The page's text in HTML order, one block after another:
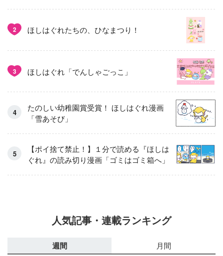
2 ほしはぐれたちの、ひなまつり！
3 ほしはぐれ「でんしゃごっこ」
たのしい幼稚園賞受賞！ ほしはぐれ漫画
「雪あそび」
【ポイ捨て禁止！】１分で読める『ほしは
ぐれ』の読み切り漫画「ゴミはゴミ箱へ」
人気記事・連載ランキング
週間 月間